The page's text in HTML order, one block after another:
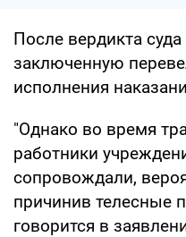
После вердикта
заключенную
исполнения
"Однако во время
работники
сопровождали,
причинив телесные
говорится в